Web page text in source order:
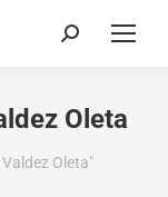
Oleta
Oleta"